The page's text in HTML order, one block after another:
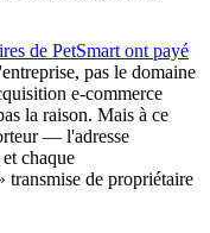
de PetSmart ont payé
pas le domaine
e-commerce
la raison. Mais à ce
— l'adresse
chaque
transmise de propriétaire